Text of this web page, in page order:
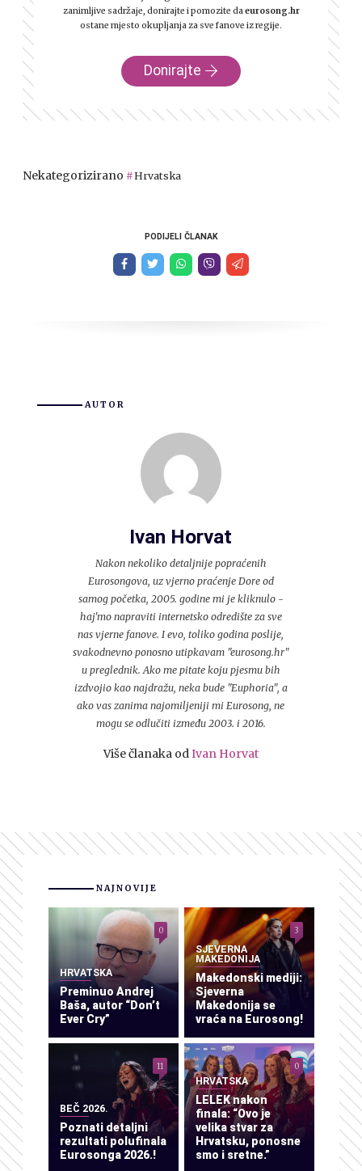
zanimljive sadržaje, donirajte i pomozite da eurosong.hr
ostane mjesto okupljanja za sve fanove iz regije.
Donirajte
Nekategorizirano Hrvatska
PODIJELI ČLANAK
AUTOR
Ivan Horvat
Nakon nekoliko detaljnije popraćenih
Eurosongova, uz vjerno praćenje Dore od
samog početka, 2005. godine mi je kliknulo -
haj'mo napraviti internetsko odredište za sve
nas vjerne fanove. I evo, toliko godina poslije,
svakodnevno ponosno utipkavam "eurosong.hr"
u preglednik. Ako me pitate koju pjesmu bih
izdvojio kao najdražu, neka bude "Euphoria", a
ako vas zanima najomiljeniji mi Eurosong, ne
mogu se odlučiti između 2003. i 2016.
Više članaka od Ivan Horvat
NAJNOVIJE
HRVATSKA
Preminuo Andrej
Baša, autor “Don’t
Ever Cry”
0
SJEVERNA
MAKEDONIJA
Makedonski mediji:
Sjeverna
Makedonija se
vraća na Eurosong!
3
BEČ 2026.
Poznati detaljni
rezultati polufinala
Eurosonga 2026.!
11
HRVATSKA
LELEK nakon
finala: “Ovo je
velika stvar za
Hrvatsku, ponosne
smo i sretne.”
0